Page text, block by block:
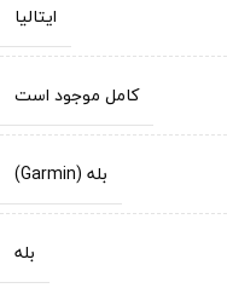
ایتالیا
کامل موجود است
بله (Garmin)
بله